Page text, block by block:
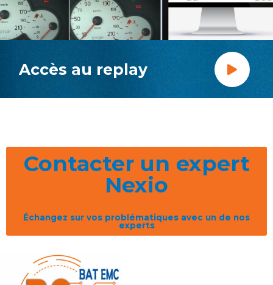
Accès au replay
Contacter un expert
Nexio
Échangez sur vos problématiques avec un de nos
experts